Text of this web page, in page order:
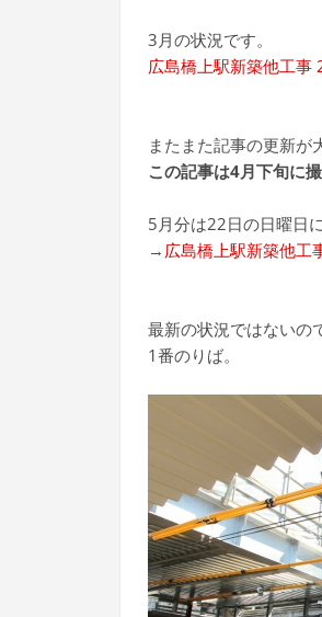
3月の状況です。
広島橋上駅新築他工事
またまた記事の更新が
この記事は4月下旬に
5月分は22日の日曜日
→ 広島橋上駅新築他工
最新の状況ではないの
1番のりば。